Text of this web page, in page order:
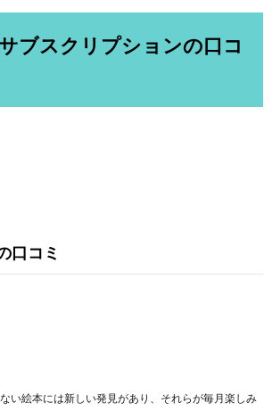
ブスクリプションの口コ
口コミ
い絵本には新しい発見があり、それらが毎月楽しみ